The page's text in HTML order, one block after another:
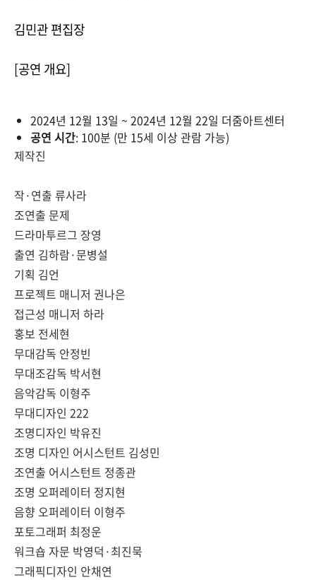
김민관 편집장
[공연 개요]
2024년 12월 13일 ~ 2024년 12월 22일 더줌아트센터
공연 시간: 100분 (만 15세 이상 관람 가능)
제작진
작·연출 류사라
조연출 문제
드라마투르그 장영
출연 김하람·문병설
기획 김언
프로젝트 매니저 권나은
접근성 매니저 하라
홍보 전세현
무대감독 안정빈
무대조감독 박서현
음악감독 이형주
무대디자인 222
조명디자인 박유진
조명 디자인 어시스턴트 김성민
조연출 어시스턴트 정종관
조명 오퍼레이터 정지현
음향 오퍼레이터 이형주
포토그래퍼 최정운
워크숍 자문 박영덕·최진묵
그래픽디자인 안채연